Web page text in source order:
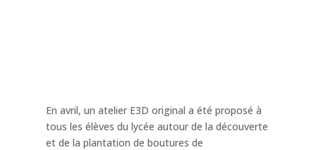
En avril, un atelier E3D original a été proposé à
tous les élèves du lycée autour de la découverte
et de la plantation de boutures de